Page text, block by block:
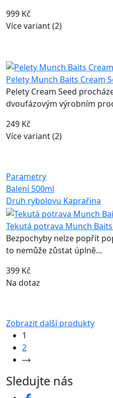
999 Kč
Více variant (2)
Pelety Munch Baits Cream
Pelety Cream Seed
dvoufázovým výrobním
249 Kč
Více variant (2)
Parametry
Balení 500ml
Druh rybolovu Kaprařina
Tekutá potrava Munch
Bezpochyby nelze popřít
to nemůže zůstat úplně...
399 Kč
Na dotaz
Zobrazit další produkty
1
2
Sledujte nás